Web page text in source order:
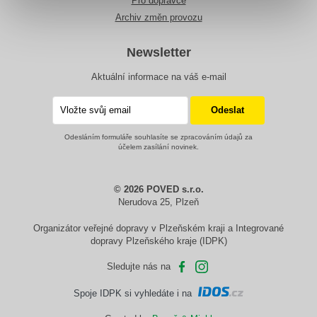
Archiv změn provozu
Newsletter
Aktuální informace na váš e-mail
Odesláním formuláře souhlasíte se zpracováním údajů za
účelem zasílání novinek.
© 2026 POVED s.r.o.
Nerudova 25, Plzeň
Organizátor veřejné dopravy v Plzeňském kraji a Integrované
dopravy Plzeňského kraje (IDPK)
Sledujte nás na
Spoje IDPK si vyhledáte i na